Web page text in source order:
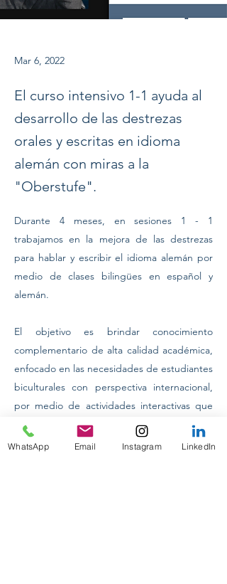
Mar 6, 2022
El curso intensivo 1-1 ayuda al
desarrollo de las destrezas
orales y escritas en idioma
alemán con miras a la
"Oberstufe".
previous Next
Durante 4 meses, en sesiones 1 - 1
trabajamos en la mejora de las destrezas
para hablar y escribir el idioma alemán por
medio de clases bilingües en español y
alemán.
El objetivo es brindar conocimiento
complementario de alta calidad académica,
enfocado en las necesidades de estudiantes
biculturales con perspectiva internacional,
por medio de actividades interactivas que
incluyen: la lectura de periódicos alemanes
digitales, comprensión de videos y solventar
WhatsApp Email Instagram LinkedIn